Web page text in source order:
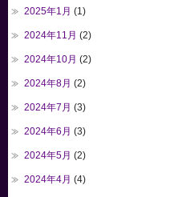
2025年1月 (1)
2024年11月 (2)
2024年10月 (2)
2024年8月 (2)
2024年7月 (3)
2024年6月 (3)
2024年5月 (2)
2024年4月 (4)